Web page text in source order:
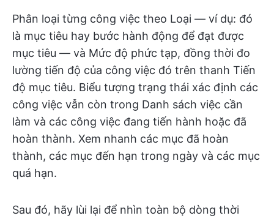
Phân loại từng công việc theo Loại — ví dụ: đó
là mục tiêu hay bước hành động để đạt được
mục tiêu — và Mức độ phức tạp, đồng thời đo
lường tiến độ của công việc đó trên thanh Tiến
độ mục tiêu. Biểu tượng trạng thái xác định các
công việc vẫn còn trong Danh sách việc cần
làm và các công việc đang tiến hành hoặc đã
hoàn thành. Xem nhanh các mục đã hoàn
thành, các mục đến hạn trong ngày và các mục
quá hạn.
Sau đó, hãy lùi lại để nhìn toàn bộ dòng thời